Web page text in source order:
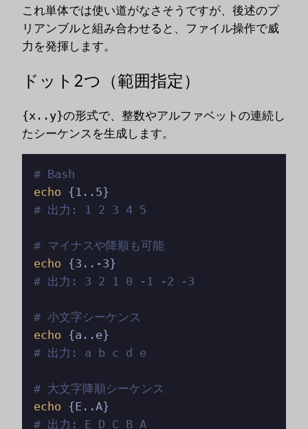
これ単体では使い道がなさそうですが、後述のプ
リアンブルと組み合わせると、ファイル操作で威
力を発揮します。
ドット2つ（範囲指定）
{x..y}の形式で、整数やアルファベットの連続し
たシーケンスを生成します。
# Bash
echo
# 出力: 1 2 3 4 5
# マイナスや降順も可能
echo
# 出力: 3 2 1 0 -1 -2 -3
# 小文字シーケンス
echo
# 出力: a b c d e
# 大文字降順シーケンス
echo
# 出力: E D C B A